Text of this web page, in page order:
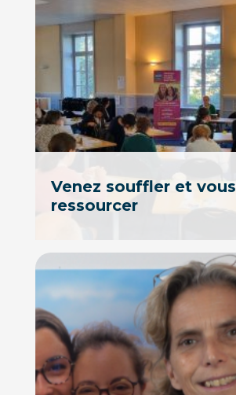
Venez souffler et vous
ressourcer